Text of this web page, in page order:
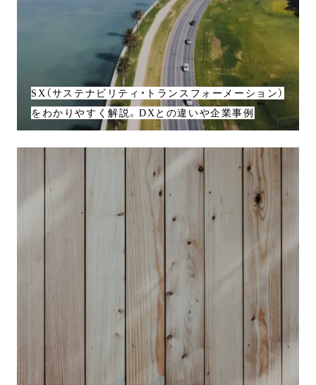
SX（サステナビリティ・トランスフォーメーション）
をわかりやすく解説。DXとの違いや企業事例